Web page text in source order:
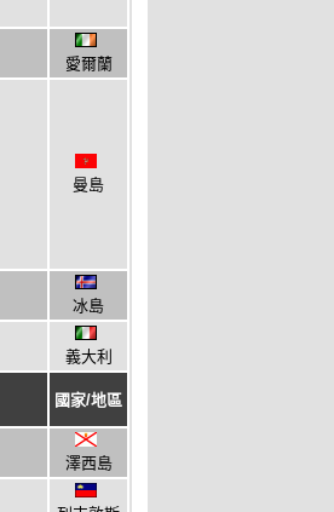
愛爾蘭
曼島
冰島
義大利
國家/地區
澤西島